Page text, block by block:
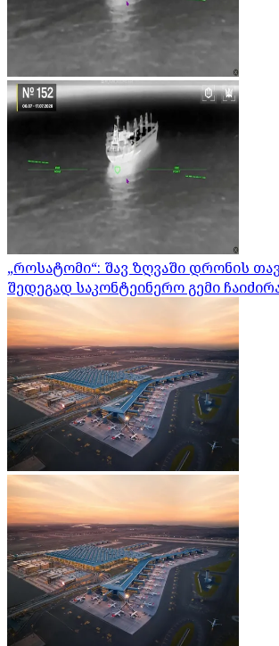
„როსატომი“: შავ ზღვაში დრონის
შედეგად საკონტეინერო გემი